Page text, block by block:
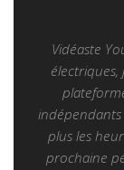
Vidéaste
électriques,
indépendants
plus les
prochaine